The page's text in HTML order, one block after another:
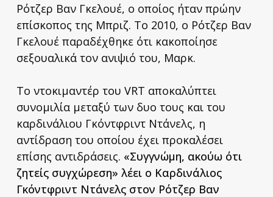
Ρότζερ Βαν Γκελουέ, ο οποίος ήταν πρώην
επίσκοπος της Μπριζ. Το 2010, ο Ρότζερ Βαν
Γκελουέ παραδέχθηκε ότι κακοποίησε
σεξουαλικά τον ανιψιό του, Μαρκ.
Το ντοκιμαντέρ του VRT αποκαλύπτει
συνομιλία μεταξύ των δυο τους και του
καρδινάλιου Γκόντφριντ Ντάνελς, η
αντίδραση του οποίου έχει προκαλέσει
επίσης αντιδράσεις. «Συγγνώμη, ακούω ότι
ζητείς συγχώρεση» λέει ο Καρδινάλιος
Γκόντφριντ Ντάνελς στον Ρότζερ Βαν